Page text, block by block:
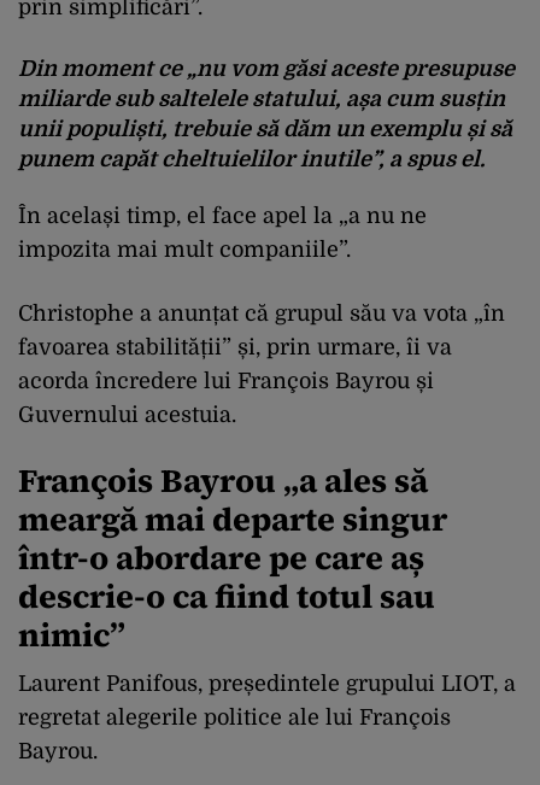
prin simplificări”.
Din moment ce „nu vom găsi aceste presupuse
miliarde sub saltelele statului, așa cum susțin
unii populiști, trebuie să dăm un exemplu și să
punem capăt cheltuielilor inutile”, a spus el.
În același timp, el face apel la „a nu ne
impozita mai mult companiile”.
Christophe a anunțat că grupul său va vota „în
favoarea stabilității” și, prin urmare, îi va
acorda încredere lui François Bayrou și
Guvernului acestuia.
François Bayrou „a ales să
meargă mai departe singur
într-o abordare pe care aș
descrie-o ca fiind totul sau
nimic”
Laurent Panifous, președintele grupului LIOT, a
regretat alegerile politice ale lui François
Bayrou.